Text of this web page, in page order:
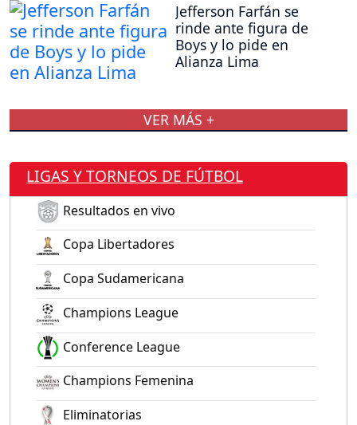
Jefferson Farfán se
rinde ante figura de
Boys y lo pide en
Alianza Lima
VER MÁS +
LIGAS Y TORNEOS DE FÚTBOL
Resultados en vivo
Copa Libertadores
Copa Sudamericana
Champions League
Conference League
Champions Femenina
Eliminatorias